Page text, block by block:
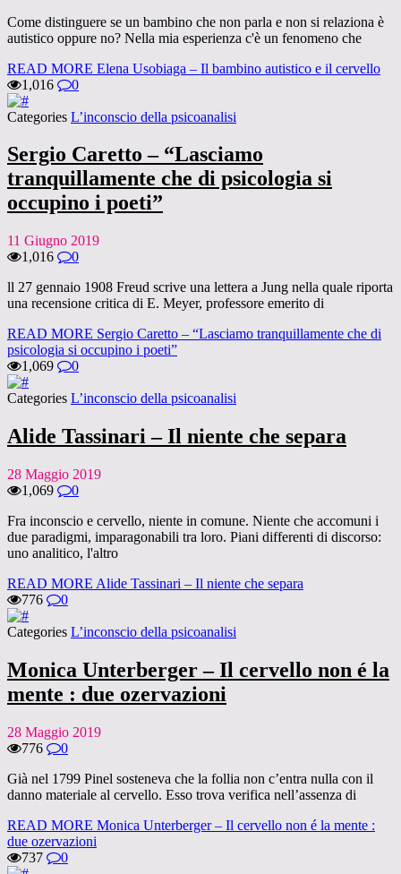
Come distinguere se un bambino che non parla e non si relaziona è
autistico oppure no? Nella mia esperienza c'è un fenomeno che
READ MORE Elena Usobiaga – Il bambino autistico e il cervello
1,016
0
Categories L’inconscio della psicoanalisi
Sergio Caretto – “Lasciamo
tranquillamente che di psicologia si
occupino i poeti”
11 Giugno 2019
1,016
0
ll 27 gennaio 1908 Freud scrive una lettera a Jung nella quale riporta
una recensione critica di E. Meyer, professore emerito di
READ MORE Sergio Caretto – “Lasciamo tranquillamente che di
psicologia si occupino i poeti”
1,069
0
Categories L’inconscio della psicoanalisi
Alide Tassinari – Il niente che separa
28 Maggio 2019
1,069
0
Fra inconscio e cervello, niente in comune. Niente che accomuni i
due paradigmi, imparagonabili tra loro. Piani differenti di discorso:
uno analitico, l'altro
READ MORE Alide Tassinari – Il niente che separa
776
0
Categories L’inconscio della psicoanalisi
Monica Unterberger – Il cervello non é la
mente : due ozervazioni
28 Maggio 2019
776
0
Già nel 1799 Pinel sosteneva che la follia non c’entra nulla con il
danno materiale al cervello. Esso trova verifica nell’assenza di
READ MORE Monica Unterberger – Il cervello non é la mente :
due ozervazioni
737
0